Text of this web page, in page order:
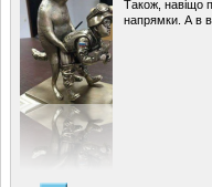
Також, навіщо
напрямки. А в